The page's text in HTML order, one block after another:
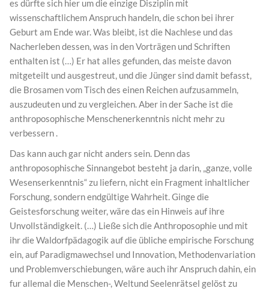
es dürfte sich hier um die einzige Disziplin mit
wissenschaftlichem Anspruch handeln, die schon bei ihrer
Geburt am Ende war. Was bleibt, ist die Nachlese und das
Nacherleben dessen, was in den Vorträgen und Schriften
enthalten ist (…) Er hat alles gefunden, das meiste davon
mitgeteilt und ausgestreut, und die Jünger sind damit befasst,
die Brosamen vom Tisch des einen Reichen aufzusammeln,
auszudeuten und zu vergleichen. Aber in der Sache ist die
anthroposophische Menschenerkenntnis nicht mehr zu
verbessern .
Das kann auch gar nicht anders sein. Denn das
anthroposophische Sinnangebot besteht ja darin, „ganze, volle
Wesenserkenntnis“ zu liefern, nicht ein Fragment inhaltlicher
Forschung, sondern endgültige Wahrheit. Ginge die
Geistesforschung weiter, wäre das ein Hinweis auf ihre
Unvollständigkeit. (…) Ließe sich die Anthroposophie und mit
ihr die Waldorfpädagogik auf die übliche empirische Forschung
ein, auf Paradigmawechsel und Innovation, Methodenvariation
und Problemverschiebungen, wäre auch ihr Anspruch dahin, ein
fur allemal die Menschen-, Weltund Seelenrätsel gelöst zu